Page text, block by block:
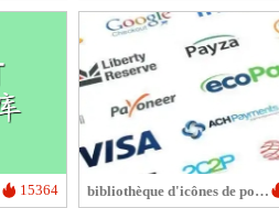
15364 bibliothèque d'icônes de police PaymentFont